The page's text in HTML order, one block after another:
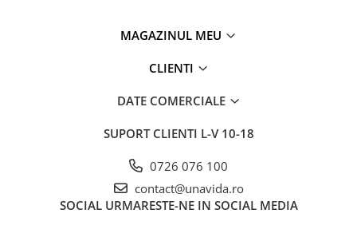
MAGAZINUL MEU
CLIENTI
DATE COMERCIALE
SUPORT CLIENTI L-V 10-18
0726 076 100
contact@unavida.ro
SOCIAL URMARESTE-NE IN SOCIAL MEDIA